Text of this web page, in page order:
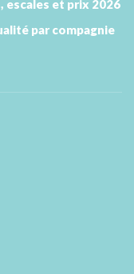
escales et prix 2026
par compagnie